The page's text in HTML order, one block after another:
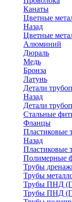
Канаты
Цветные
Назад
Цветные
Алюминий
Дюраль
Медь
Бронза
Латунь
Детали
Назад
Детали
Стальные
Фланцы
Пластиковые
Назад
Пластиковые
Полимерные
Трубы
Трубы
Трубы ПНД
Трубы ПНД